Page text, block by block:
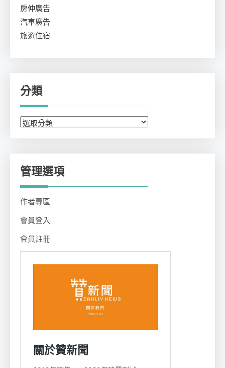
房仲廣告
汽車廣告
旅遊住宿
分類
分
管理選項
作者專區
會員登入
會員註冊